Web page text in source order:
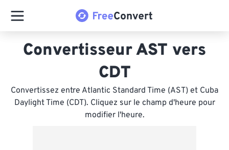
Convertisseur AST vers
CDT
Convertissez entre Atlantic Standard Time (AST) et Cuba
Daylight Time (CDT). Cliquez sur le champ d'heure pour
modifier l'heure.